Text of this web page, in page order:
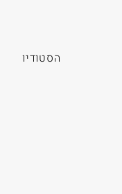
הסטודיו